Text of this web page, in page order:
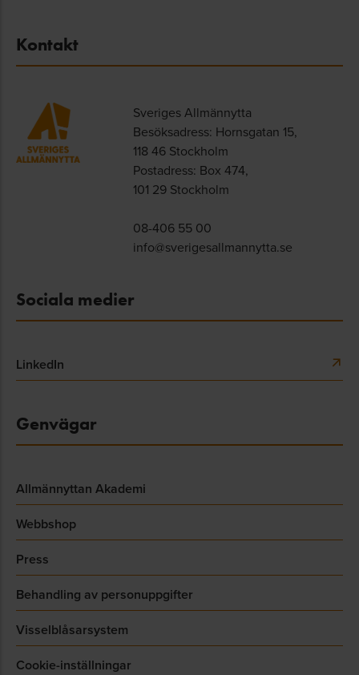
Kontakt
Sveriges Allmännytta
Besöksadress: Hornsgatan 15,
118 46 Stockholm
Postadress: Box 474,
101 29 Stockholm
08-406 55 00
info@sverigesallmannytta.se
Sociala medier
LinkedIn
Genvägar
Allmännyttan Akademi
Webbshop
Press
Behandling av personuppgifter
Visselblåsarsystem
Cookie-inställningar